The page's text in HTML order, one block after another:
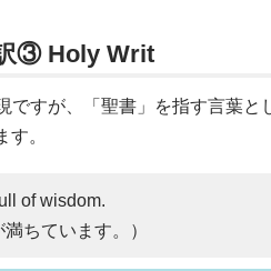
訳③ Holy Writ
ですが、「聖書」を指す言葉
。
of wisdom.
ちています。）